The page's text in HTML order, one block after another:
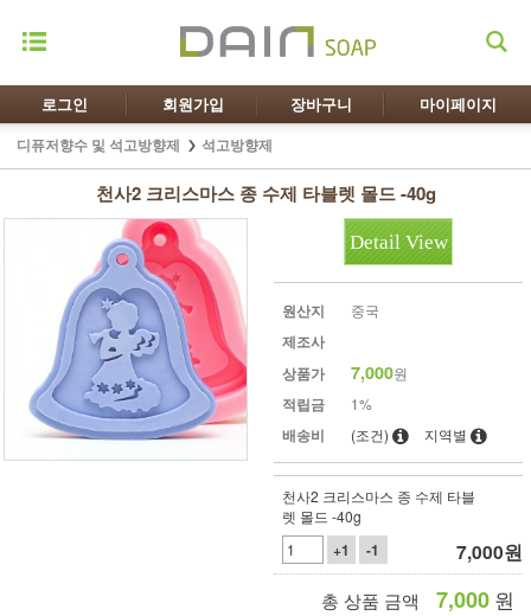
로그인 회원가입 장바구니 마이페이지
디퓨저향수 및 석고방향제 석고방향제
천사2 크리스마스 종 수제 타블렛 몰드 -40g
Detail View
원산지 중국
제조사
상품가
7,000원
적립금 1%
배송비 (조건) 지역별
천사2 크리스마스 종 수제 타블
렛 몰드 -40g
+1 -1 7,000원
총 상품 금액 7,000 원